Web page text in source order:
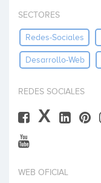
Invest
SECTORES
Redes-Sociales
Desarrollo-Web
REDES SOCIALES
X
WEB OFICIAL